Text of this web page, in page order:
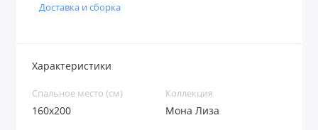
Доставка и сборка
Характеристики
Спальное место (см)
160х200
Коллекция
Мона Лиза